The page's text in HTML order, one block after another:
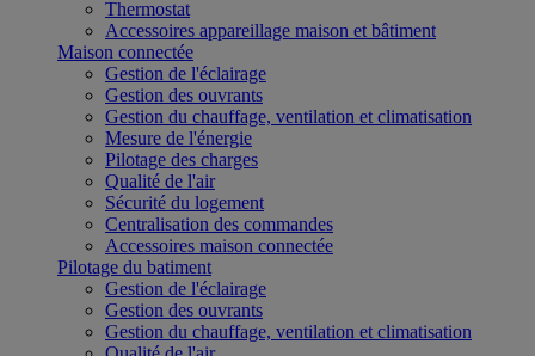
Thermostat
Accessoires appareillage maison et bâtiment
Maison connectée
Gestion de l'éclairage
Gestion des ouvrants
Gestion du chauffage, ventilation et climatisation
Mesure de l'énergie
Pilotage des charges
Qualité de l'air
Sécurité du logement
Centralisation des commandes
Accessoires maison connectée
Pilotage du batiment
Gestion de l'éclairage
Gestion des ouvrants
Gestion du chauffage, ventilation et climatisation